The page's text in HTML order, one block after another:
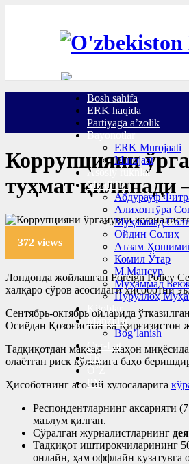
Bosh sahifa
ERK haqida
Partiyaga a’zolik
Bayonotlar
ERK Murojaati
Murojaat
Asosiy ruknlar
Mualliflar
Абдурауф
Алихонтўра
Муҳаммад
Ойдин Солиҳ
Аъзам
Комил Ўтар
М.Мансур
Муҳаммад
Нуруллоҳ
Kitoblar
Manzillar
Bog’lanish
Cyr-Lat
TR
РУ
Коррупцияни
туҳмат қилинади
372 views
Лондонда жойлашган Foreign Policy
халқаро сўров асосидаги ҳисоботни
Сентябрь-октябрь ойларида
Осиёдан Қозоғистон ва Қирғизистон
Тадқиқотдан мақсад – жаҳон
олаётган риск кўламига баҳо
Ҳисоботнинг асосий хулосаларига
Респондентларнинг аксарияти
маълум қилган.
Сўралган журналистларнинг
Тадқиқот иштирокчиларининг
онлайн, ҳам оффлайн кузатувга